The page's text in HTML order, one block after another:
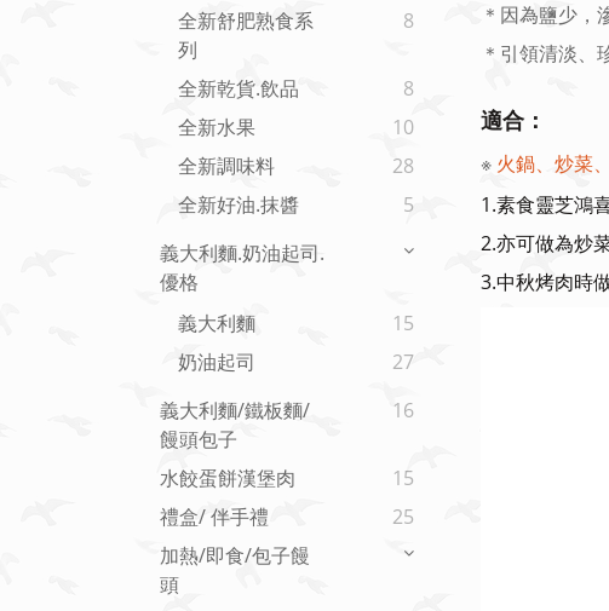
全新舒肥熟食系
列
8
全新乾貨.飲品
8
全新水果
10
全新調味料
28
全新好油.抹醬
5
義大利麵.奶油起司.
優格
義大利麵
15
奶油起司
27
義大利麵/鐵板麵/
饅頭包子
16
水餃蛋餅漢堡肉
15
禮盒/ 伴手禮
25
加熱/即食/包子饅
頭
＊因為鹽少，
＊引領清淡、
適合：
※ 火鍋、炒菜
1.素食靈芝鴻
2.亦可做為炒
3.中秋烤肉時